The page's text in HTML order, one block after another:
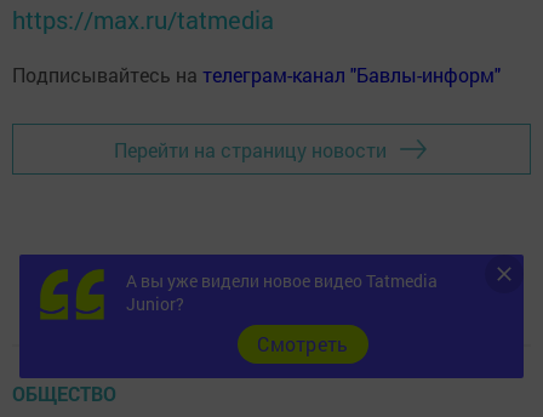
https://max.ru/tatmedia
Подписывайтесь на телеграм-канал "Бавлы-информ"
Перейти на страницу новости
ОБЩЕСТВО
А вы уже видели новое видео Tatmedia
Junior?
Cмотреть